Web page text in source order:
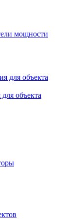
мощности
для объекта
объекта